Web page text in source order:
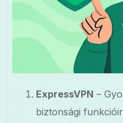
ExpressVPN –
biztonsági